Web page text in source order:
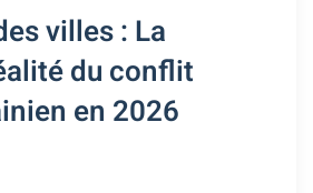
villes : La
du conflit
en 2026